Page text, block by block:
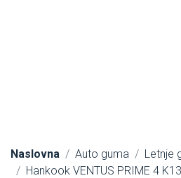
Naslovna Auto guma Letnje
Hankook VENTUS PRIME 4